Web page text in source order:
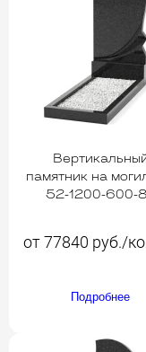
памятник на
52-1200-600-
от 77840 руб./
Подробнее